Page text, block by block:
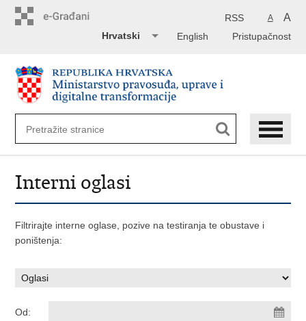
A A
RSS
Pristupačnost
English
Hrvatski
Interni oglasi
Filtrirajte interne oglase, pozive na testiranja te obustave i
poništenja:
Od: